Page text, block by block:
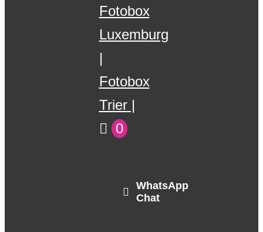
Fotobox
Luxemburg
Fotobox
Trier
0
WhatsApp
Chat